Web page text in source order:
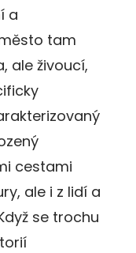
a
tam
ale živoucí,
cestami
ale i z lidí a
se trochu